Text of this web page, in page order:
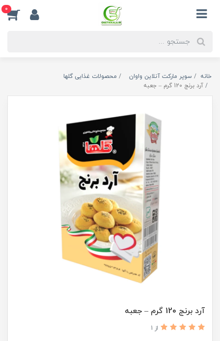
0
خانه سوپر مارکت آنلاین واوان
محصولات غذایی گلها
آرد برنج 120 گرم – جعبه
آرد برنج 120 گرم – جعبه
از 1